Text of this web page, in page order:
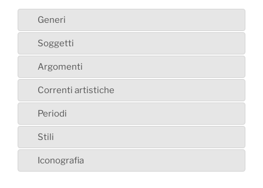
Generi
Soggetti
Argomenti
Correnti artistiche
Periodi
Stili
Iconografia